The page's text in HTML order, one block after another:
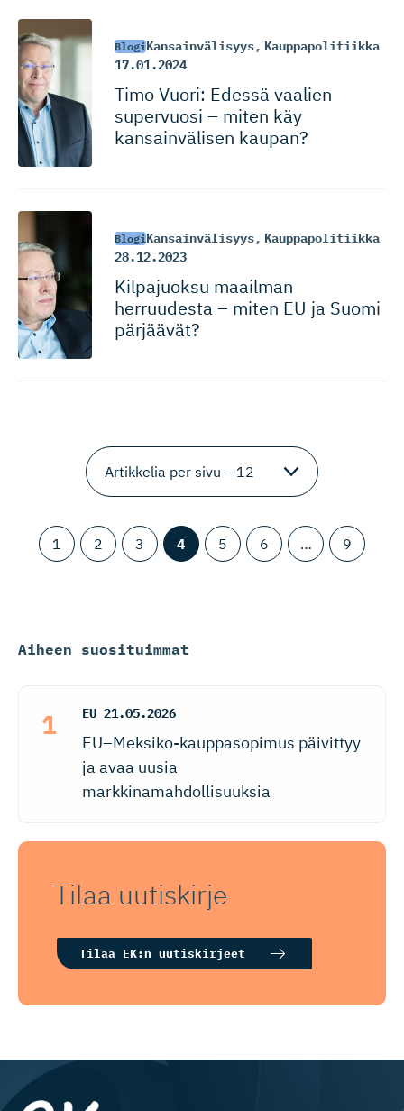
BlogiKansainvälisyys, Kauppapolitiikka
17.01.2024
Timo Vuori: Edessä vaalien
supervuosi – miten käy
kansainvälisen kaupan?
BlogiKansainvälisyys, Kauppapolitiikka
28.12.2023
Kilpajuoksu maailman
herruudesta – miten EU ja Suomi
pärjäävät?
1 2 3 4 5 6 … 9
Aiheen suosituimmat
EU 21.05.2026
EU–Meksiko-kauppasopimus päivittyy
ja avaa uusia
markkinamahdollisuuksia
Tilaa uutiskirje
Tilaa EK:n uutiskirjeet